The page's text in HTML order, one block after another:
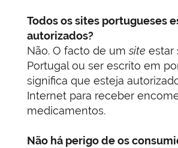
Todos os sites portugueses
autorizados?
Não. O facto de umsite estar
Portugal ou ser escrito em
significa que esteja
Internet para receber
medicamentos.
Não há perigo de os